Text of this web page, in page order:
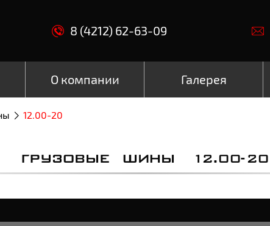
8 (4212) 62-63-09
О компании Галерея
12.00-20
ГРУЗОВЫЕ ШИНЫ 12.00-20